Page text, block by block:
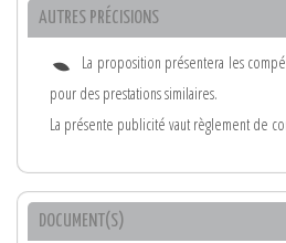
AUTRES PRÉCISIONS
La proposition présentera les
pour des prestations similaires.
La présente publicité vaut règlement de
DOCUMENT(S)